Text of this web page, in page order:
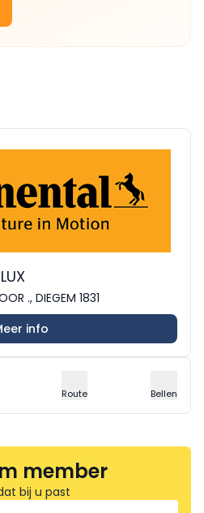
., DIEGEM 1831
info
Route Bellen
member
bij u past